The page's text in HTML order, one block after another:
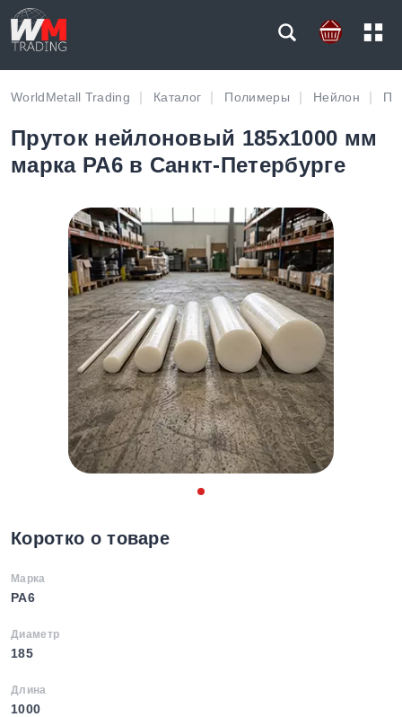
WorldMetall Trading Каталог Полимеры Нейлон
Пруток нейлоновый 185х1000 мм
марка PA6 в Санкт-Петербурге
Коротко о товаре
Марка
PA6
Диаметр
185
Длина
1000